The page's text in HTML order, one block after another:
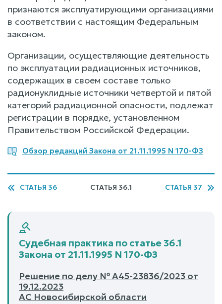
признаются эксплуатирующими организациями
в соответствии с настоящим Федеральным
законом.
Организации, осуществляющие деятельность
по эксплуатации радиационных источников,
содержащих в своем составе только
радионуклидные источники четвертой и пятой
категорий радиационной опасности, подлежат
регистрации в порядке, установленном
Правительством Российской Федерации.
Обзор редакций Закона от 21.11.1995 N 170-ФЗ
СТАТЬЯ 36 СТАТЬЯ 36.1 СТАТЬЯ 37
Судебная практика по статье 36.1
Закона от 21.11.1995 N 170-ФЗ
Решение по делу № А45-23836/2023 от
19.12.2023
АС Новосибирской области